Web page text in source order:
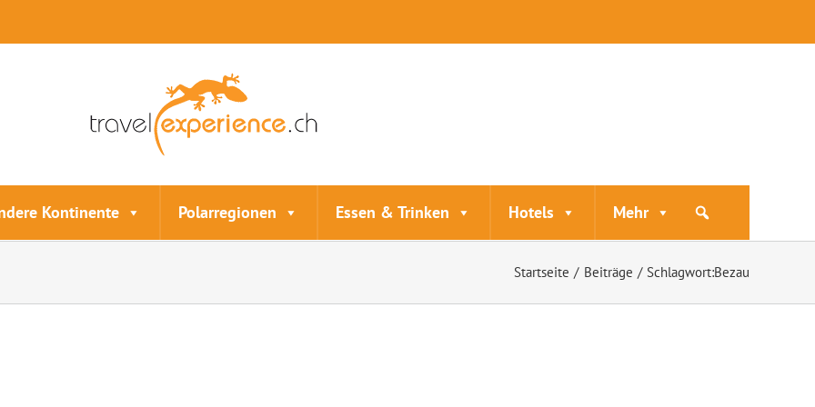
Kontinente Polarregionen Essen & Trinken Hotels Mehr
Startseite Beiträge Schlagwort:Bezau